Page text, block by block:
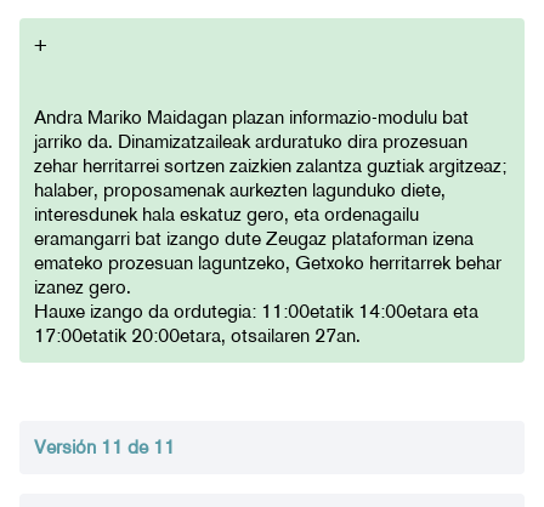
+
Andra Mariko Maidagan plazan informazio-modulu bat
jarriko da. Dinamizatzaileak arduratuko dira prozesuan
zehar herritarrei sortzen zaizkien zalantza guztiak argitzeaz;
halaber, proposamenak aurkezten lagunduko diete,
interesdunek hala eskatuz gero, eta ordenagailu
eramangarri bat izango dute Zeugaz plataforman izena
emateko prozesuan laguntzeko, Getxoko herritarrek behar
izanez gero.
Hauxe izango da ordutegia: 11:00etatik 14:00etara eta
17:00etatik 20:00etara, otsailaren 27an.
Versión 11 de 11